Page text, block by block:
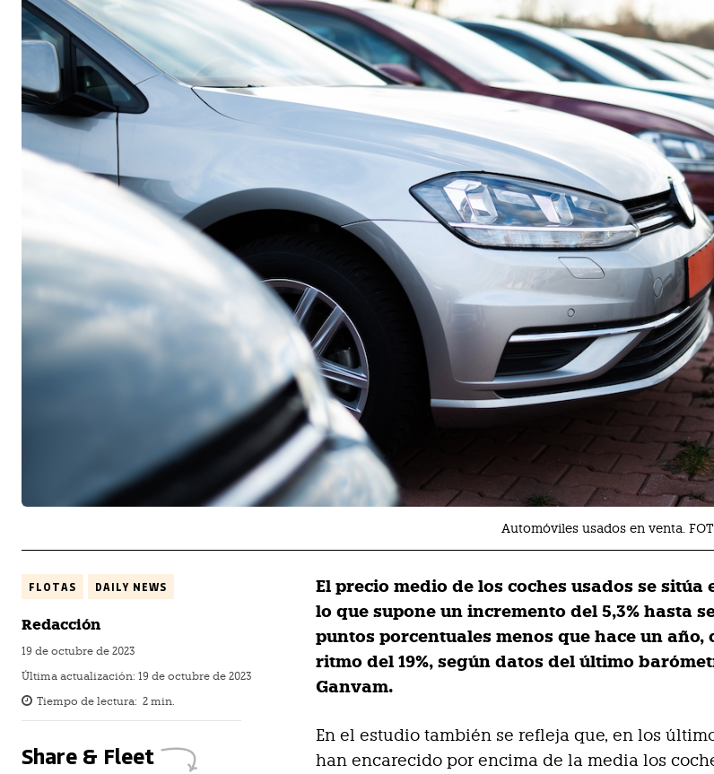
Automóviles usados en venta.
FLOTAS DAILY NEWS
Redacción
19 de octubre de 2023
Última actualización: 19 de octubre de 2023
Tiempo de lectura: 2 min.
Share & Fleet
El precio medio de los coches usados se sitúa
lo que supone un incremento del 5,3% hasta
puntos porcentuales menos que hace un año,
ritmo del 19%, según datos del último
Ganvam.
En el estudio también se refleja que, en los
han encarecido por encima de la media los